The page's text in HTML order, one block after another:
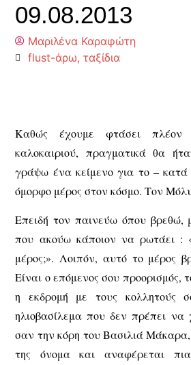
09.08.2013
Μαριλένα Καραφώτη
flust-άρω,ταξίδια
Καθώς έχουμε φτάσει πλέον
καλοκαιριού, πραγματικά θα
γράψω ένα κείμενο για το –
όμορφο μέρος στον κόσμο. Τον
Επειδή τον παινεύω όπου βρεθώ,
που ακούω κάποιον να ρωτάει :
μέρος;». Λοιπόν, αυτό το μέρος
Είναι ο επόμενος σου προορισμός,
η εκδρομή με τους κολλητούς
ηλιοβασίλεμα που δεν πρέπει
σαν την κόρη του Βασιλιά Μάκαρα,
της όνομα και αναφέρεται